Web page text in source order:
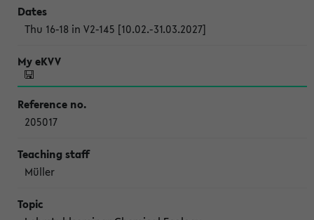
Thu 16-18 in V2-145 [10.02.-31.03.2027]
205017
Müller